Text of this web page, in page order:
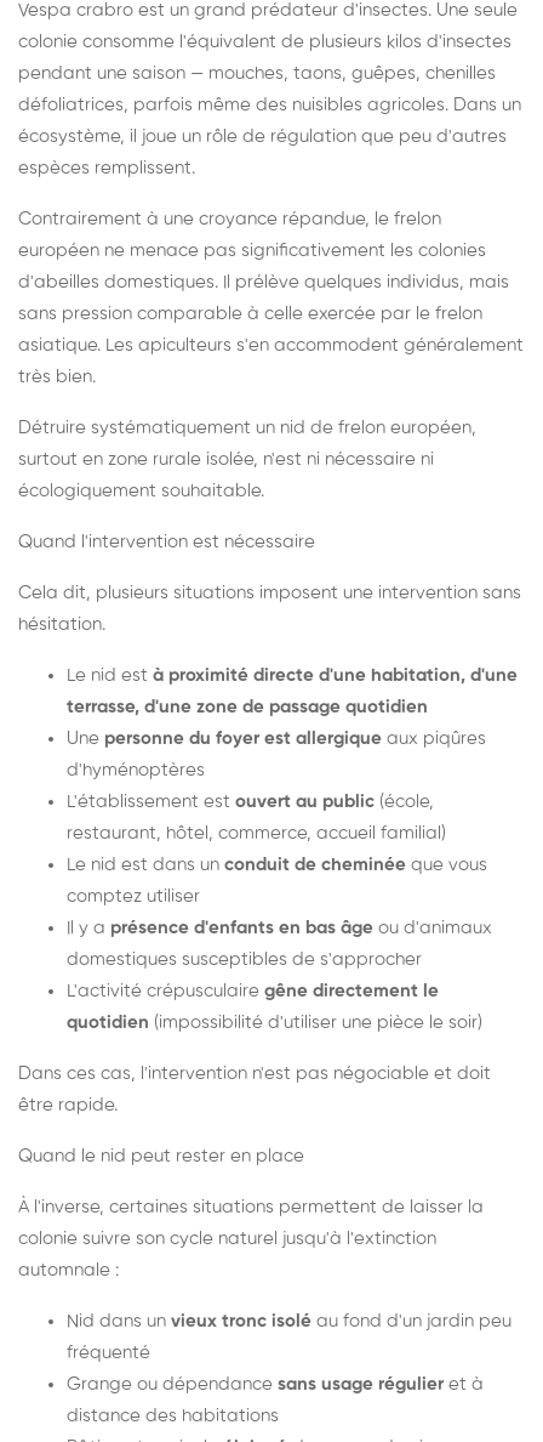
Vespa crabro est un grand prédateur d'insectes. Une seule
colonie consomme l'équivalent de plusieurs kilos d'insectes
pendant une saison — mouches, taons, guêpes, chenilles
défoliatrices, parfois même des nuisibles agricoles. Dans un
écosystème, il joue un rôle de régulation que peu d'autres
espèces remplissent.
Contrairement à une croyance répandue, le frelon
européen ne menace pas significativement les colonies
d'abeilles domestiques. Il prélève quelques individus, mais
sans pression comparable à celle exercée par le frelon
asiatique. Les apiculteurs s'en accommodent généralement
très bien.
Détruire systématiquement un nid de frelon européen,
surtout en zone rurale isolée, n'est ni nécessaire ni
écologiquement souhaitable.
Quand l'intervention est nécessaire
Cela dit, plusieurs situations imposent une intervention sans
hésitation.
Le nid est à proximité directe d'une habitation, d'une
terrasse, d'une zone de passage quotidien
Une personne du foyer est allergique aux piqûres
d'hyménoptères
L'établissement est ouvert au public (école,
restaurant, hôtel, commerce, accueil familial)
Le nid est dans un conduit de cheminée que vous
comptez utiliser
Il y a présence d'enfants en bas âge ou d'animaux
domestiques susceptibles de s'approcher
L'activité crépusculaire gêne directement le
quotidien (impossibilité d'utiliser une pièce le soir)
Dans ces cas, l'intervention n'est pas négociable et doit
être rapide.
Quand le nid peut rester en place
À l'inverse, certaines situations permettent de laisser la
colonie suivre son cycle naturel jusqu'à l'extinction
automnale :
Nid dans un vieux tronc isolé au fond d'un jardin peu
fréquenté
Grange ou dépendance sans usage régulier et à
distance des habitations